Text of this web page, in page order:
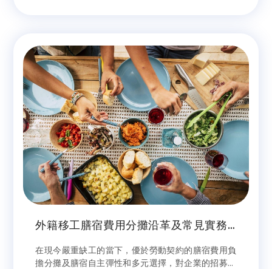
外籍移工膳宿費用分攤沿革及常見實務
在現今嚴重缺工的當下，優於勞動契約的膳宿費用負
擔分攤及膳宿自主彈性和多元選擇，對企業的招募品